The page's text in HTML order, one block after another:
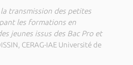
transmission des petites
les formations en
jeunes issus des Bac Pro et
CERAG-IAE Université de